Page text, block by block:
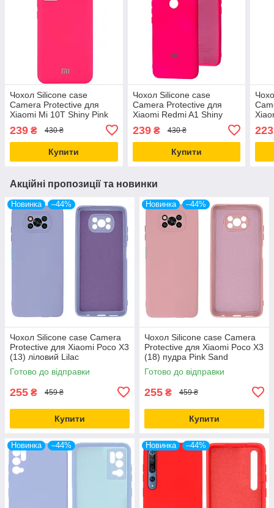
Чохол Silicone case
Camera Protective для
Xiaomi Mi 10T Shiny Pink
239 ₴ 430 ₴
Купити
Чохол Silicone case
Camera Protective для
Xiaomi Redmi A1 Shiny
Pink (21) яскраво рожевий
239₴ 430 ₴
Купити
223
Акційні пропозиції та новинки
Новинка –44%
Чохол Silicone case Camera
Protective для Xiaomi Poco X3
(13) ліловий Lilac
Готово до відправки
255 ₴ 459 ₴
Купити
Новинка –44%
Чохол Silicone case Camera
Protective для Xiaomi Poco X3
(18) пудра Pink Sand
Готово до відправки
255 ₴ 459 ₴
Купити
Новинка –44% Новинка –44%